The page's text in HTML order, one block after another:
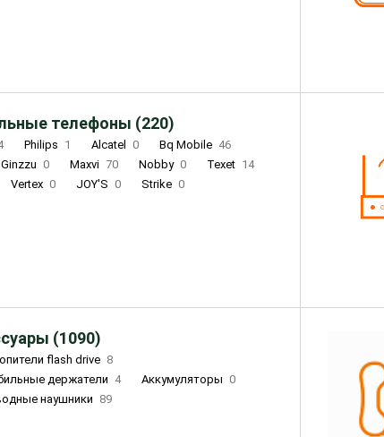
телефоны (220)
Philips 1 Alcatel 0 Bq Mobile 46
Ginzzu 0 Maxvi 70 Nobby 0 Texet 14
Vertex 0 JOY'S 0 Strike 0
(1090)
flash drive 8
держатели
4 Аккумуляторы 0
наушники 89